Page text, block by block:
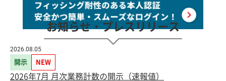
お知らせ・プレスリリース
2026.08.05
開示 NEW
2026年7月 月次業務計数の開示（速報値）